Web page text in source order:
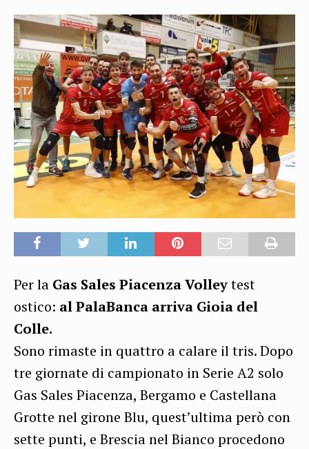
Per la Gas Sales Piacenza Volleytest
ostico: al PalaBanca arriva Gioia del
Colle.
Sono rimaste in quattro a calare il tris. Dopo
tre giornate di campionato in Serie A2 solo
Gas Sales Piacenza, Bergamo e Castellana
Grotte nel girone Blu, quest’ultima però con
sette punti, e Brescia nel Bianco procedono